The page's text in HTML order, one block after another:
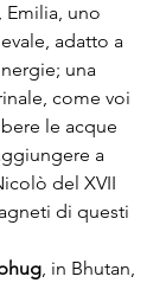
, Emilia, uno
adatto a
una
come voi
le acque
a
del XVII
di questi
, in Bhutan,